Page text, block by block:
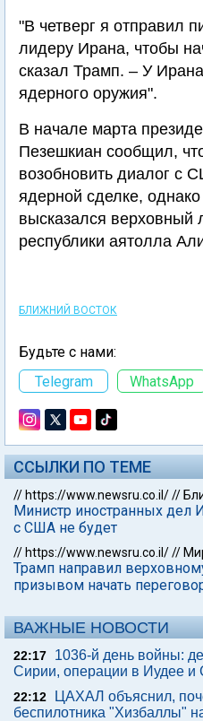
"В четверг я отправил
лидеру Ирана, чтобы
сказал Трамп. – У
ядерного оружия".
В начале марта
Пезешкиан сообщил,
возобновить диалог с
ядерной сделке, однако
высказался верховный
республики аятолла
БЛИЖНИЙ ВОСТОК
Будьте с нами:
Telegram
WhatsApp
ССЫЛКИ ПО ТЕМЕ
// https://www.newsru.co.il///
Министр иностранных дел
с США не будет
// https://www.newsru.co.il///
Трамп направил
призывом начать
ВАЖНЫЕ НОВОСТИ
22:17
1036-й день войны:
Сирии, операции в Иудее и
22:12
ЦАХАЛ объяснил,
беспилотника "Хизбаллы"